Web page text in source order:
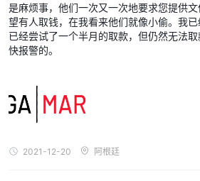
是麻烦事，他们一次又一次地要求您提供
望有人取钱，在我看来他们就像小偷。我
已经尝试了一个半月的取款，但仍然无法
快报警的。
2021-12-20 阿根廷